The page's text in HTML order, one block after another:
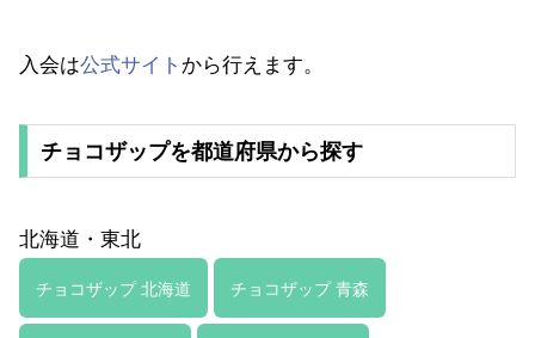
入会は公式サイト から行えます。
チョコザップを都道府県から探す
北海道・東北
チョコザップ 北海道 チョコザップ 青森